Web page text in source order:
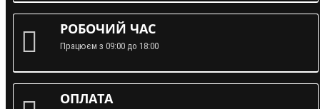
РОБОЧИЙ ЧАС
Працюєм з 09:00 до 18:00
ОПЛАТА